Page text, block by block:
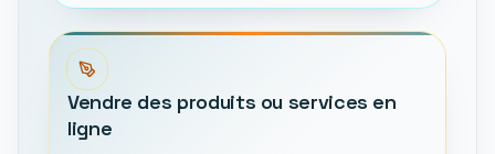
Vendre des produits ou services en
ligne